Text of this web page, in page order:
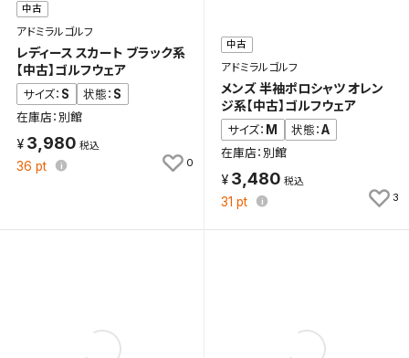
中古
アドミラルゴルフ
レディース スカート ブラック系
【中古】ゴルフウェア
サイズ： S 状態： S
在庫店：別館
3,980
36 pt 0
中古
アドミラルゴルフ
メンズ 半袖ポロシャツ オレン
ジ系【中古】ゴルフウェア
サイズ： M 状態：A
在庫店：別館
3,480
31 pt 3